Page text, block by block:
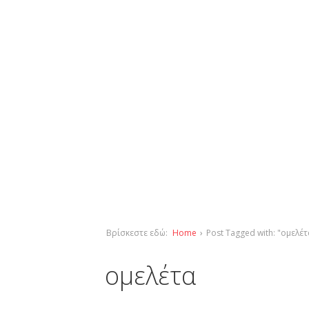
Βρίσκεστε εδώ: Home › Post Tagged with:
ομελέτα